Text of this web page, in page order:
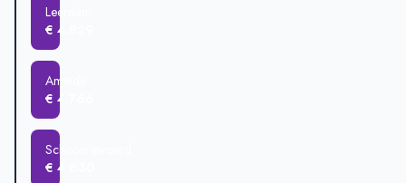
Leerdam
€ 4.829
Ameide
€ 4.766
Schoonrewoerd
€ 4.630